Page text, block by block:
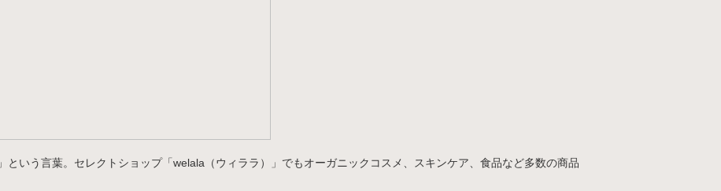
」という言葉。セレクトショップ「welala（ウィララ）」でもオーガニックコスメ、スキンケア、食品など多数の商品